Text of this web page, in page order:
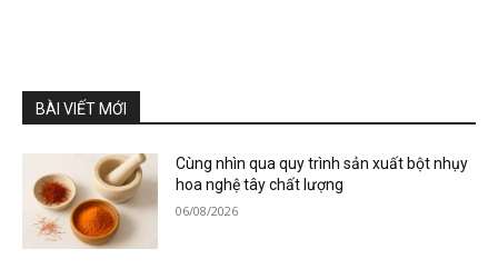
BÀI VIẾT MỚI
Cùng nhìn qua quy trình sản xuất bột nhụy
hoa nghệ tây chất lượng
06/08/2026